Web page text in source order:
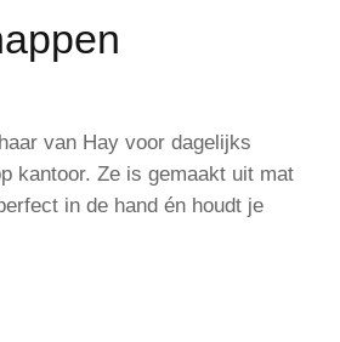
van Hay voor dagelijks
kantoor. Ze is gemaakt uit mat
in de hand én houdt je